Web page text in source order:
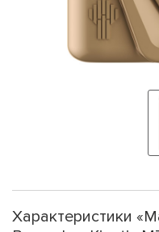
Характеристики